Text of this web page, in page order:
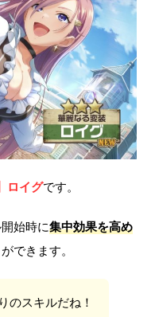
ロイグです。
始時に集中効果を高め
できます。
のスキルだね！